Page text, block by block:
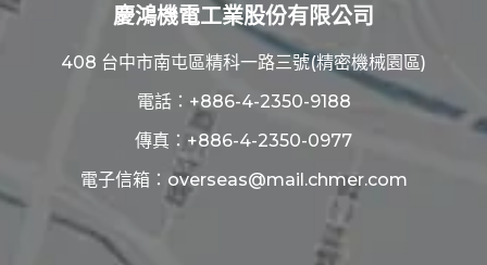
慶鴻機電工業股份有限公司
408 台中市南屯區精科一路三號(精密機械園區)
電話： +886-4-2350-9188
傳真：+886-4-2350-0977
電子信箱： overseas@mail.chmer.com